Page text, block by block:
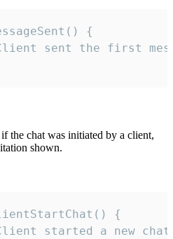
{
sent the first
the chat was initiated by a client,
shown.
{
started a new